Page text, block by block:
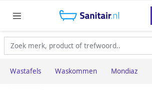
Wastafels Waskommen Mondiaz